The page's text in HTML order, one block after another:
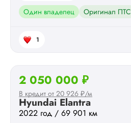
Один владелец
Оригинал ПТС
1
Hyundai Elantra
2022 год / 69 901 км
2 050 000 ₽
В кредит от 20 926 ₽/м